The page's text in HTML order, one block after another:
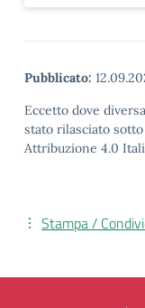
Pubblicato:
Eccetto dove
stato rilasciato
Attribuzione 4.0
Stampa /